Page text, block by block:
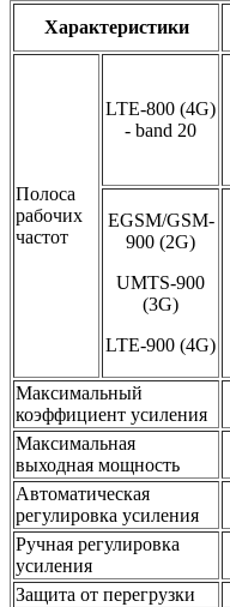
Характеристики
Полоса
рабочих
частот
LTE-800 (4G)
- band 20
EGSM/GSM-
900 (2G)
UMTS-900
(3G)
LTE-900 (4G)
Максимальный
коэффициент усиления
Максимальная
выходная мощность
Автоматическая
регулировка усиления
Ручная регулировка
усиления
Защита от перегрузки